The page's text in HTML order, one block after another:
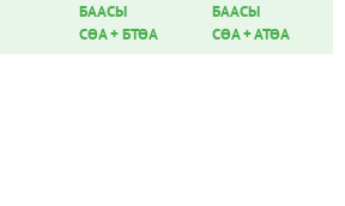
БААСЫ
СӨА+БТӨА
БААСЫ
СӨА+АТӨА